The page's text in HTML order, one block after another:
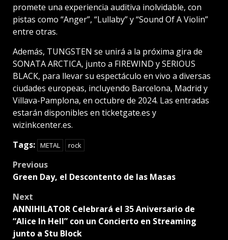
promete una experiencia auditiva inolvidable, con
pistas como “Anger”, “Lullaby” y “Sound Of A Violin”
entre otras.
Además, TUNGSTEN se unirá a la próxima gira de
SONATA ARCTICA, junto a FIREWIND y SERIOUS
BLACK, para llevar su espectáculo en vivo a diversas
ciudades europeas, incluyendo Barcelona, Madrid y
Villava-Pamplona, en octubre de 2024. Las entradas
estarán disponibles en ticketgate.es y
wizinkcenter.es.
Tags: METAL rock
Post
navigation
Previous
Green Day, el Descontento de las Masas
Next
ANNIHILATOR Celebrará el 35 Aniversario de
“Alice In Hell” con un Concierto en Streaming
junto a Stu Block